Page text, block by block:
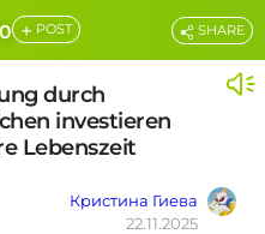
+ POST
durch
investieren
Lebenszeit
Кристина Гиева
22.11.2025
SHARE